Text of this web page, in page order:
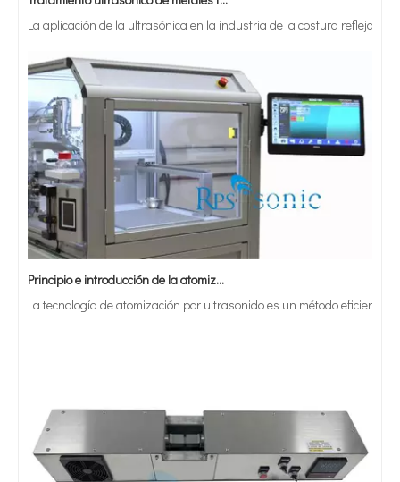
La aplicación de la ultrasónica en la industria de la costura refleja
Principio e introducción de la atomización ultrasónica de metales.
La tecnología de atomización por ultrasonido es un método eficiente